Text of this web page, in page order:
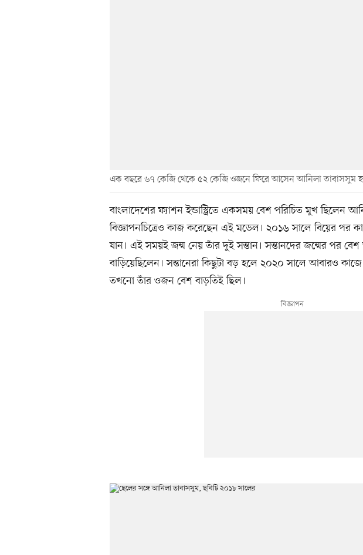
এক বছরে ৬৭ কেজি থেকে ৫২ কেজি ওজনে ফিরে আসেন আনিলা তাবাসসুম
বাংলাদেশের ফ্যাশন ইন্ডাস্ট্রিতে একসময় বেশ পরিচিত মুখ ছিলেন
বিজ্ঞাপনচিত্রেও কাজ করেছেন এই মডেল। ২০১৬ সালে বিয়ের পর
যান। এই সময়ই জন্ম নেয় তাঁর দুই সন্তান। সন্তানদের জন্মের পর
বাড়িয়েছিলেন। সন্তানেরা কিছুটা বড় হলে ২০২০ সালে আবারও
তখনো তাঁর ওজন বেশ বাড়তিই ছিল।